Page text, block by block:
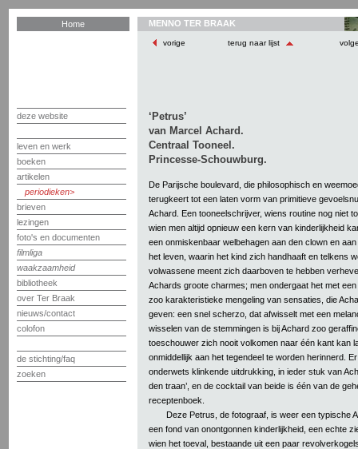
Home
deze website
leven en werk
boeken
artikelen
periodieken
brieven
lezingen
foto's en documenten
filmliga
waakzaamheid
bibliotheek
over Ter Braak
nieuws/contact
colofon
de stichting/faq
zoeken
MENNO TER BRAAK
vorige terug naar lijst
‘Petrus’
van Marcel Achard.
Centraal Tooneel.
Princesse-Schouwburg.
De Parijsche boulevard, die philosophisch en
terugkeert tot een laten vorm van primitieve
Achard. Een tooneelschrijver, wiens routine nog niet
wien men altijd opnieuw een kern van kinderlijkheid
een onmiskenbaar welbehagen aan den clown en
het leven, waarin het kind zich handhaaft en telkens
volwassene meent zich daarboven te hebben
Achards groote charmes; men ondergaat het met
zoo karakteristieke mengeling van sensaties, die
geven: een snel scherzo, dat afwisselt met een
wisselen van de stemmingen is bij Achard zoo
toeschouwer zich nooit volkomen naar één kant kan
onmiddellijk aan het tegendeel te worden herinnerd.
onderwets klinkende uitdrukking, in ieder stuk van
den traan’, en de cocktail van beide is één van de
receptenboek.
Deze Petrus, de fotograaf, is weer een typische
een fond van onontgonnen kinderlijkheid, een echte
wien het toeval, bestaande uit een paar